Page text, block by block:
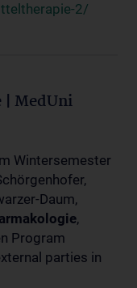
2/
MedUni
Wintersemester
Daum,
,
Program
parties in